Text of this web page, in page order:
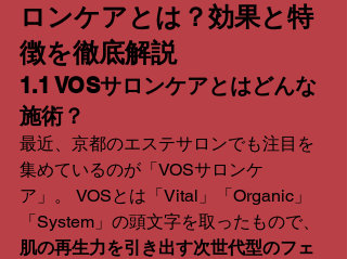
ロンケアとは？効果と特
徴を徹底解説
1.1 VOSサロンケアとはどんな
施術？
最近、京都のエステサロンでも注目を
集めているのが「VOSサロンケ
ア」。 VOSとは「Vital」「Organic」
「System」の頭文字を取ったもので、
肌の再生力を引き出す次世代型のフェ